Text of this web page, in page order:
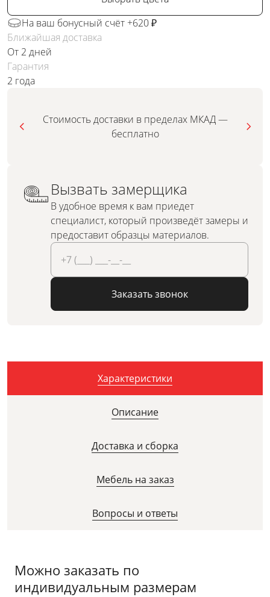
На ваш бонусный счёт +620 ₽
Ближайшая доставка
От 2 дней
Гарантия
2 года
Стоимость доставки в пределах МКАД —
бесплатно
Вызвать замерщика
В удобное время к вам приедет
специалист, который произведёт замеры и
предоставит образцы материалов.
Заказать звонок
Характеристики
Описание
Доставка и сборка
Мебель на заказ
Вопросы и ответы
Можно заказать по
индивидуальным размерам